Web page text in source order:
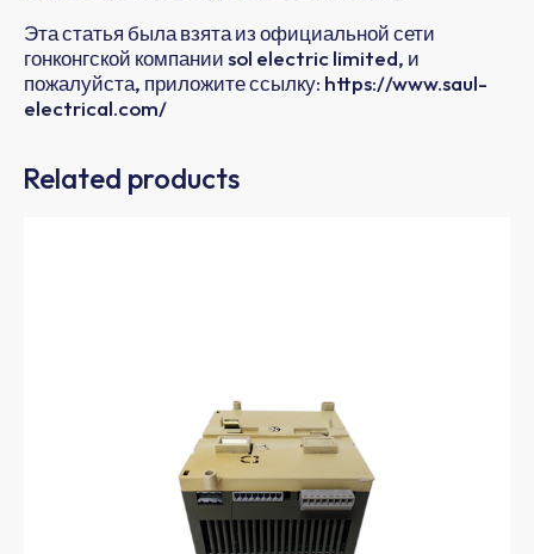
Эта статья была взята из официальной сети
гонконгской компании sol electric limited, и
пожалуйста, приложите ссылку: https://www.saul-
electrical.com/
Related products